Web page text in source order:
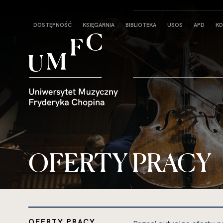
Strona
DOSTĘPNOŚĆ KSIĘGARNIA BIBLIOTEKA USOS APD
OFERTY PRACY